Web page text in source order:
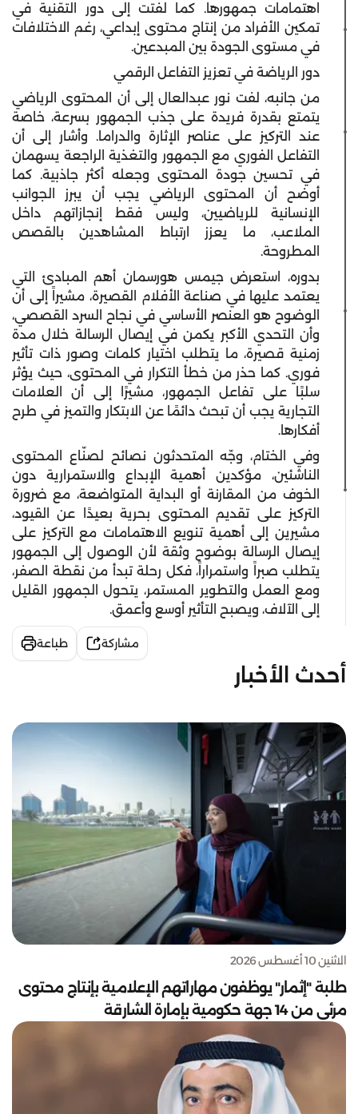
اهتمامات جمهورها. كما لفتت إلى دور التقنية في
تمكين الأفراد من إنتاج محتوى إبداعي، رغم الاختلافات
في مستوى الجودة بين المبدعين.
دور الرياضة في تعزيز التفاعل الرقمي
من جانبه، لفت نور عبدالعال إلى أن المحتوى الرياضي
يتمتع بقدرة فريدة على جذب الجمهور بسرعة، خاصة
عند التركيز على عناصر الإثارة والدراما. وأشار إلى أن
التفاعل الفوري مع الجمهور والتغذية الراجعة يسهمان
في تحسين جودة المحتوى وجعله أكثر جاذبية. كما
أوضح أن المحتوى الرياضي يجب أن يبرز الجوانب
الإنسانية للرياضيين، وليس فقط إنجازاتهم داخل
الملاعب، ما يعزز ارتباط المشاهدين بالقصص
المطروحة.
بدوره، استعرض جيمس هورسمان أهم المبادئ التي
يعتمد عليها في صناعة الأفلام القصيرة، مشيراً إلى أن
الوضوح هو العنصر الأساسي في نجاح السرد القصصي،
وأن التحدي الأكبر يكمن في إيصال الرسالة خلال مدة
زمنية قصيرة، ما يتطلب اختيار كلمات وصور ذات تأثير
فوري. كما حذر من خطأ التكرار في المحتوى، حيث يؤثر
سلبًا على تفاعل الجمهور، مشيرًا إلى أن العلامات
التجارية يجب أن تبحث دائمًا عن الابتكار والتميز في طرح
أفكارها.
وفي الختام، وجّه المتحدثون نصائح لصنّاع المحتوى
الناشئين، مؤكدين أهمية الإبداع والاستمرارية دون
الخوف من المقارنة أو البداية المتواضعة، مع ضرورة
التركيز على تقديم المحتوى بحرية بعيدًا عن القيود،
مشيرين إلى أهمية تنويع الاهتمامات مع التركيز على
إيصال الرسالة بوضوح وثقة لأن الوصول إلى الجمهور
يتطلب صبراً واستمراراً، فكل رحلة تبدأ من نقطة الصفر،
ومع العمل والتطوير المستمر، يتحول الجمهور القليل
إلى الآلاف، ويصبح التأثير أوسع وأعمق.
مشاركة طباعة
أحدث الأخبار
الاثنين 10 أغسطس 2026
طلبة "إثمار" يوظفون مهاراتهم الإعلامية بإنتاج محتوى
مرئي من 14 جهة حكومية بإمارة الشارقة